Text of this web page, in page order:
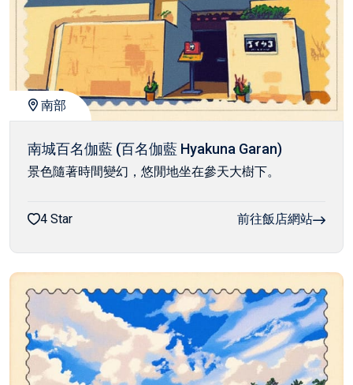
南部
南城百名伽藍 (百名伽藍 Hyakuna Garan)
景色隨著時間變幻，悠閒地坐在參天大樹下。
4 Star 前往飯店網站